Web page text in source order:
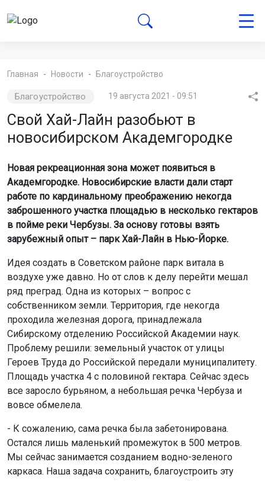
Главная Новости Благоустройство
Благоустройство 19 августа 2021 - 09:51
Свой Хай-Лайн разобьют в
новосибирском Академгородке
Новая рекреационная зона может появиться в
Академгородке. Новосибирские власти дали старт
работе по кардинальному преображению некогда
заброшенного участка площадью в несколько гектаров
в пойме реки Чербузы. За основу готовы взять
зарубежный опыт – парк Хай-Лайн в Нью-Йорке.
Идея создать в Советском районе парк витала в
воздухе уже давно. Но от слов к делу перейти мешал
ряд преград. Одна из которых – вопрос с
собственником земли. Территория, где некогда
проходила железная дорога, принадлежала
Сибирскому отделению Российской Академии наук.
Проблему решили: земельный участок от улицы
Героев Труда до Российской передали муниципалитету.
Площадь участка 4 с половиной гектара. Сейчас здесь
все заросло бурьяном, а небольшая речка Чербуза и
вовсе обмелела.
- К сожалению, сама речка была забетонирована.
Остался лишь маленький промежуток в 500 метров.
Мы сейчас занимается созданием водно-зеленого
каркаса. Наша задача сохранить, благоустроить эту